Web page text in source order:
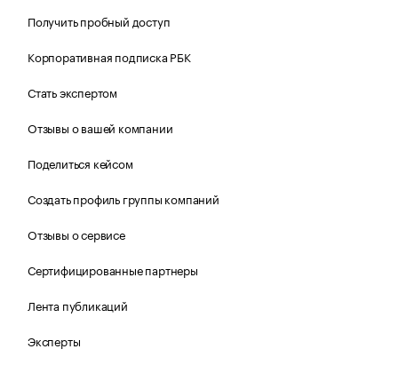
Получить пробный доступ
Корпоративная подписка РБК
Стать экспертом
Отзывы о вашей компании
Поделиться кейсом
Создать профиль группы компаний
Отзывы о сервисе
Сертифицированные партнеры
Лента публикаций
Эксперты